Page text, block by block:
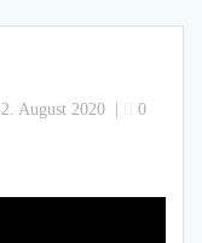
2. August 2020 0